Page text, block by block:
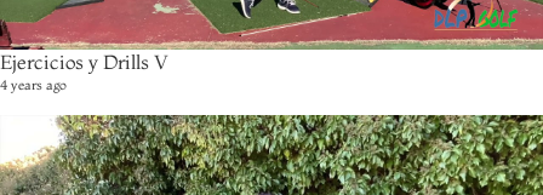
Ejercicios y Drills V
4 years ago